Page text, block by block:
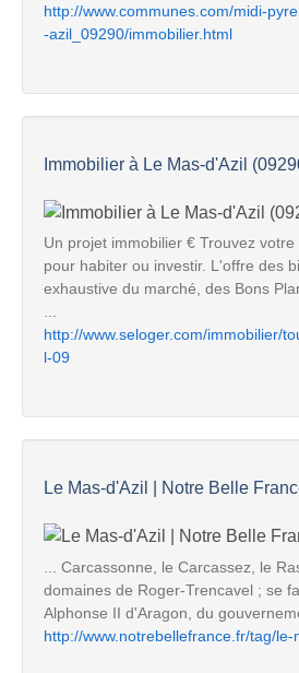
http://www.communes.com/midi-
-azil_09290/immobilier.html
Immobilier à Le Mas-d'Azil
Un projet immobilier € Trouvez
pour habiter ou investir. L'offre des
exhaustive du marché, des Bons
...
http://www.seloger.com/immobilier/
l-09
Le Mas-d'Azil | Notre Belle
... Carcassonne, le Carcassez, le
domaines de Roger-Trencavel ; se
Alphonse II d'Aragon, du
http://www.notrebellefrance.fr/tag/le-